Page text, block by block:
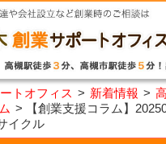
トオフィス > 新着情報 >
>
【創業支援コラム】
イクル